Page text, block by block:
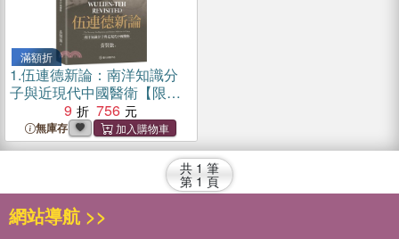
滿額折
1.伍連德新論：南洋知識分
子與近現代中國醫衛【限量
精裝版】9 756
無庫存
共 1 筆
第 1 頁
網站導航 >>